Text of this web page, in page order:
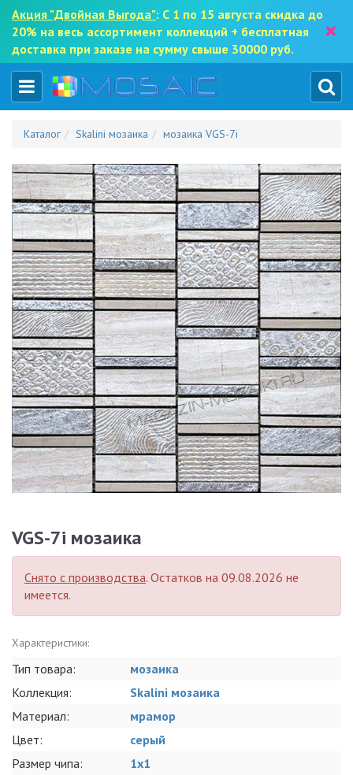
Акция "Двойная Выгода": С 1 по 15 августа скидка до
20% на весь ассортимент коллекций + бесплатная
доставка при заказе на сумму свыше 30000 руб.
×
Каталог Skalini мозаика мозаика VGS-7i
VGS-7i мозаика
Снято с производства. Остатков на 09.08.2026 не
имеется.
Характеристики:
Тип товара:
мозаика
Коллекция:
Skalini мозаика
Материал:
мрамор
Цвет:
серый
Размер чипа:
1x1